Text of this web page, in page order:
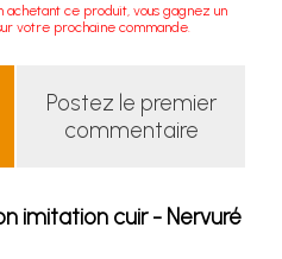
ce produit, vous gagnez un
votre prochaine commande.
Postez le premier
commentaire
imitation cuir - Nervuré